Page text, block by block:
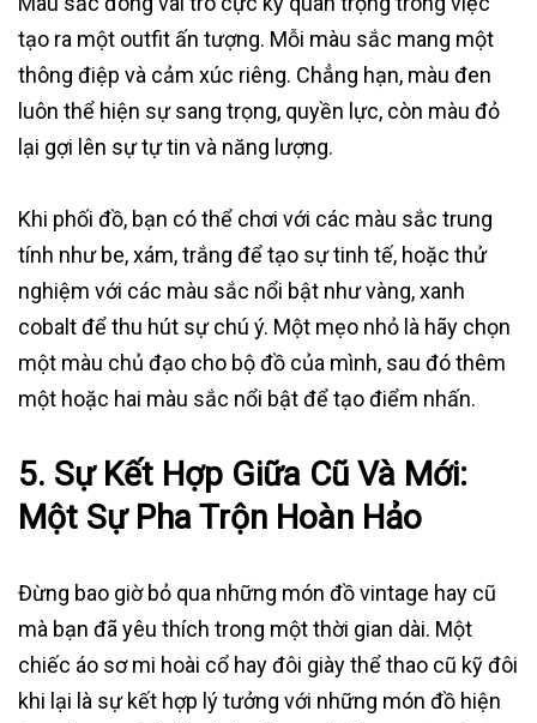
tạo ra một outfit ấn tượng. Mỗi màu sắc mang một
thông điệp và cảm xúc riêng. Chẳng hạn, màu đen
luôn thể hiện sự sang trọng, quyền lực, còn màu đỏ
lại gợi lên sự tự tin và năng lượng.
Khi phối đồ, bạn có thể chơi với các màu sắc trung
tính như be, xám, trắng để tạo sự tinh tế, hoặc thử
nghiệm với các màu sắc nổi bật như vàng, xanh
cobalt để thu hút sự chú ý. Một mẹo nhỏ là hãy chọn
một màu chủ đạo cho bộ đồ của mình, sau đó thêm
một hoặc hai màu sắc nổi bật để tạo điểm nhấn.
5. Sự Kết Hợp Giữa Cũ Và Mới:
Một Sự Pha Trộn Hoàn Hảo
Đừng bao giờ bỏ qua những món đồ vintage hay cũ
mà bạn đã yêu thích trong một thời gian dài. Một
chiếc áo sơ mi hoài cổ hay đôi giày thể thao cũ kỹ đôi
khi lại là sự kết hợp lý tưởng với những món đồ hiện